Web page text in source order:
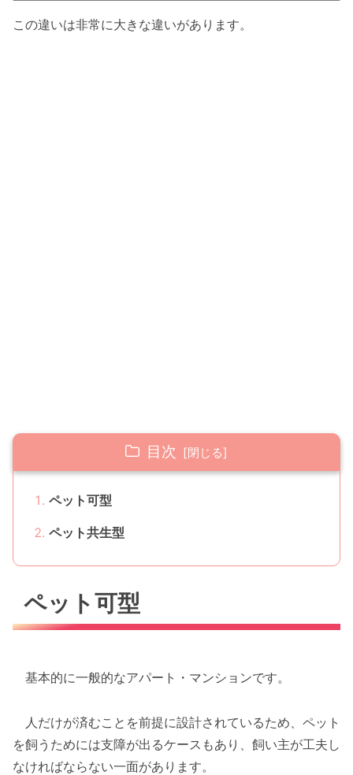
この違いは非常に大きな違いがあります。
目次
ペット可型
ペット共生型
ペット可型
基本的に一般的なアパート・マンションです。
人だけが済むことを前提に設計されているため、ペット
を飼うためには支障が出るケースもあり、飼い主が工夫し
なければならない一面があります。